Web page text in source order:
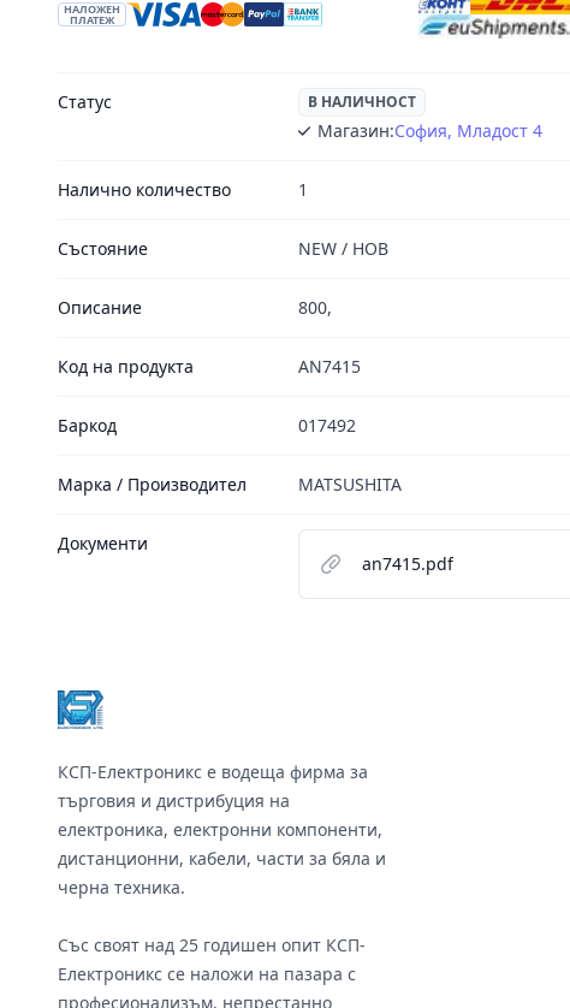
НАЛОЖЕН
ПЛАТЕЖ
Статус В НАЛИЧНОСТ
Магазин:София, Младост 4
Налично количество 1
Състояние NEW / НОВ
Описание 800,
Код на продукта AN7415
Баркод 017492
Марка / Производител MATSUSHITA
Документи
an7415.pdf
КСП-Електроникс е водеща фирма за
търговия и дистрибуция на
електроника, електронни компоненти,
дистанционни, кабели, части за бяла и
черна техника.
Със своят над 25 годишен опит КСП-
Електроникс се наложи на пазара с
професионализъм, непрестанно